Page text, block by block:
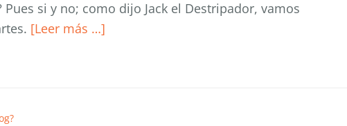
Pues si y no; como dijo Jack el Destripador, vamos
[Leer más …]